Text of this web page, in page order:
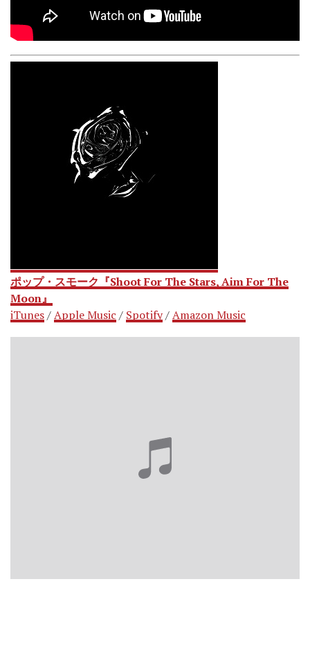
ポップ・スモーク『Shoot For The Stars, Aim For The
Moon』
iTunes/Apple Music / Spotify/Amazon Music